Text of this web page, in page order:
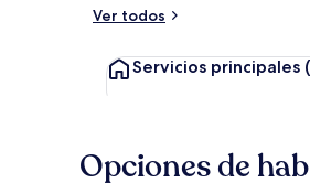
Ver todos
Servicios principales
Opciones de